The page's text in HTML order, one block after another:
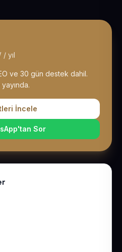
/ yıl
ve 30 gün destek dahil.
İncele
Sor